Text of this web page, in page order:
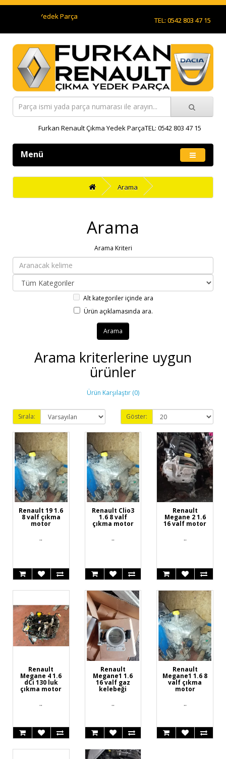
Çıkma Yedek Parça TEL: 0542 803 47 15
Furkan Renault Çıkma Yedek ParçaTEL: 0542 803 47 15
Menü
Arama
Arama
Arama Kriteri
Alt kategoriler içinde ara
Ürün açıklamasında ara.
Arama kriterlerine uygun
ürünler
Ürün Karşılaştır (0)
Sırala: Göster:
Renault 19 1.6
8 valf çıkma
motor
..
Renault Clio3
1.6 8 valf
çıkma motor
..
Renault
Megane 2 1.6
16 valf motor
..
Renault
Megane 4 1.6
dCi 130 luk
çıkma motor
..
Renault
Megane1 1.6
16 valf gaz
kelebeği
..
Renault
Megane1 1.6 8
valf çıkma
motor
..